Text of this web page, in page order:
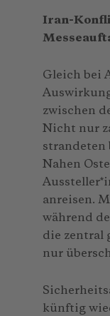
Iran-
Gleich bei
zwischen
Nicht nur
strandeten
Nahen
anreisen.
während
die zentral
nur
künftig